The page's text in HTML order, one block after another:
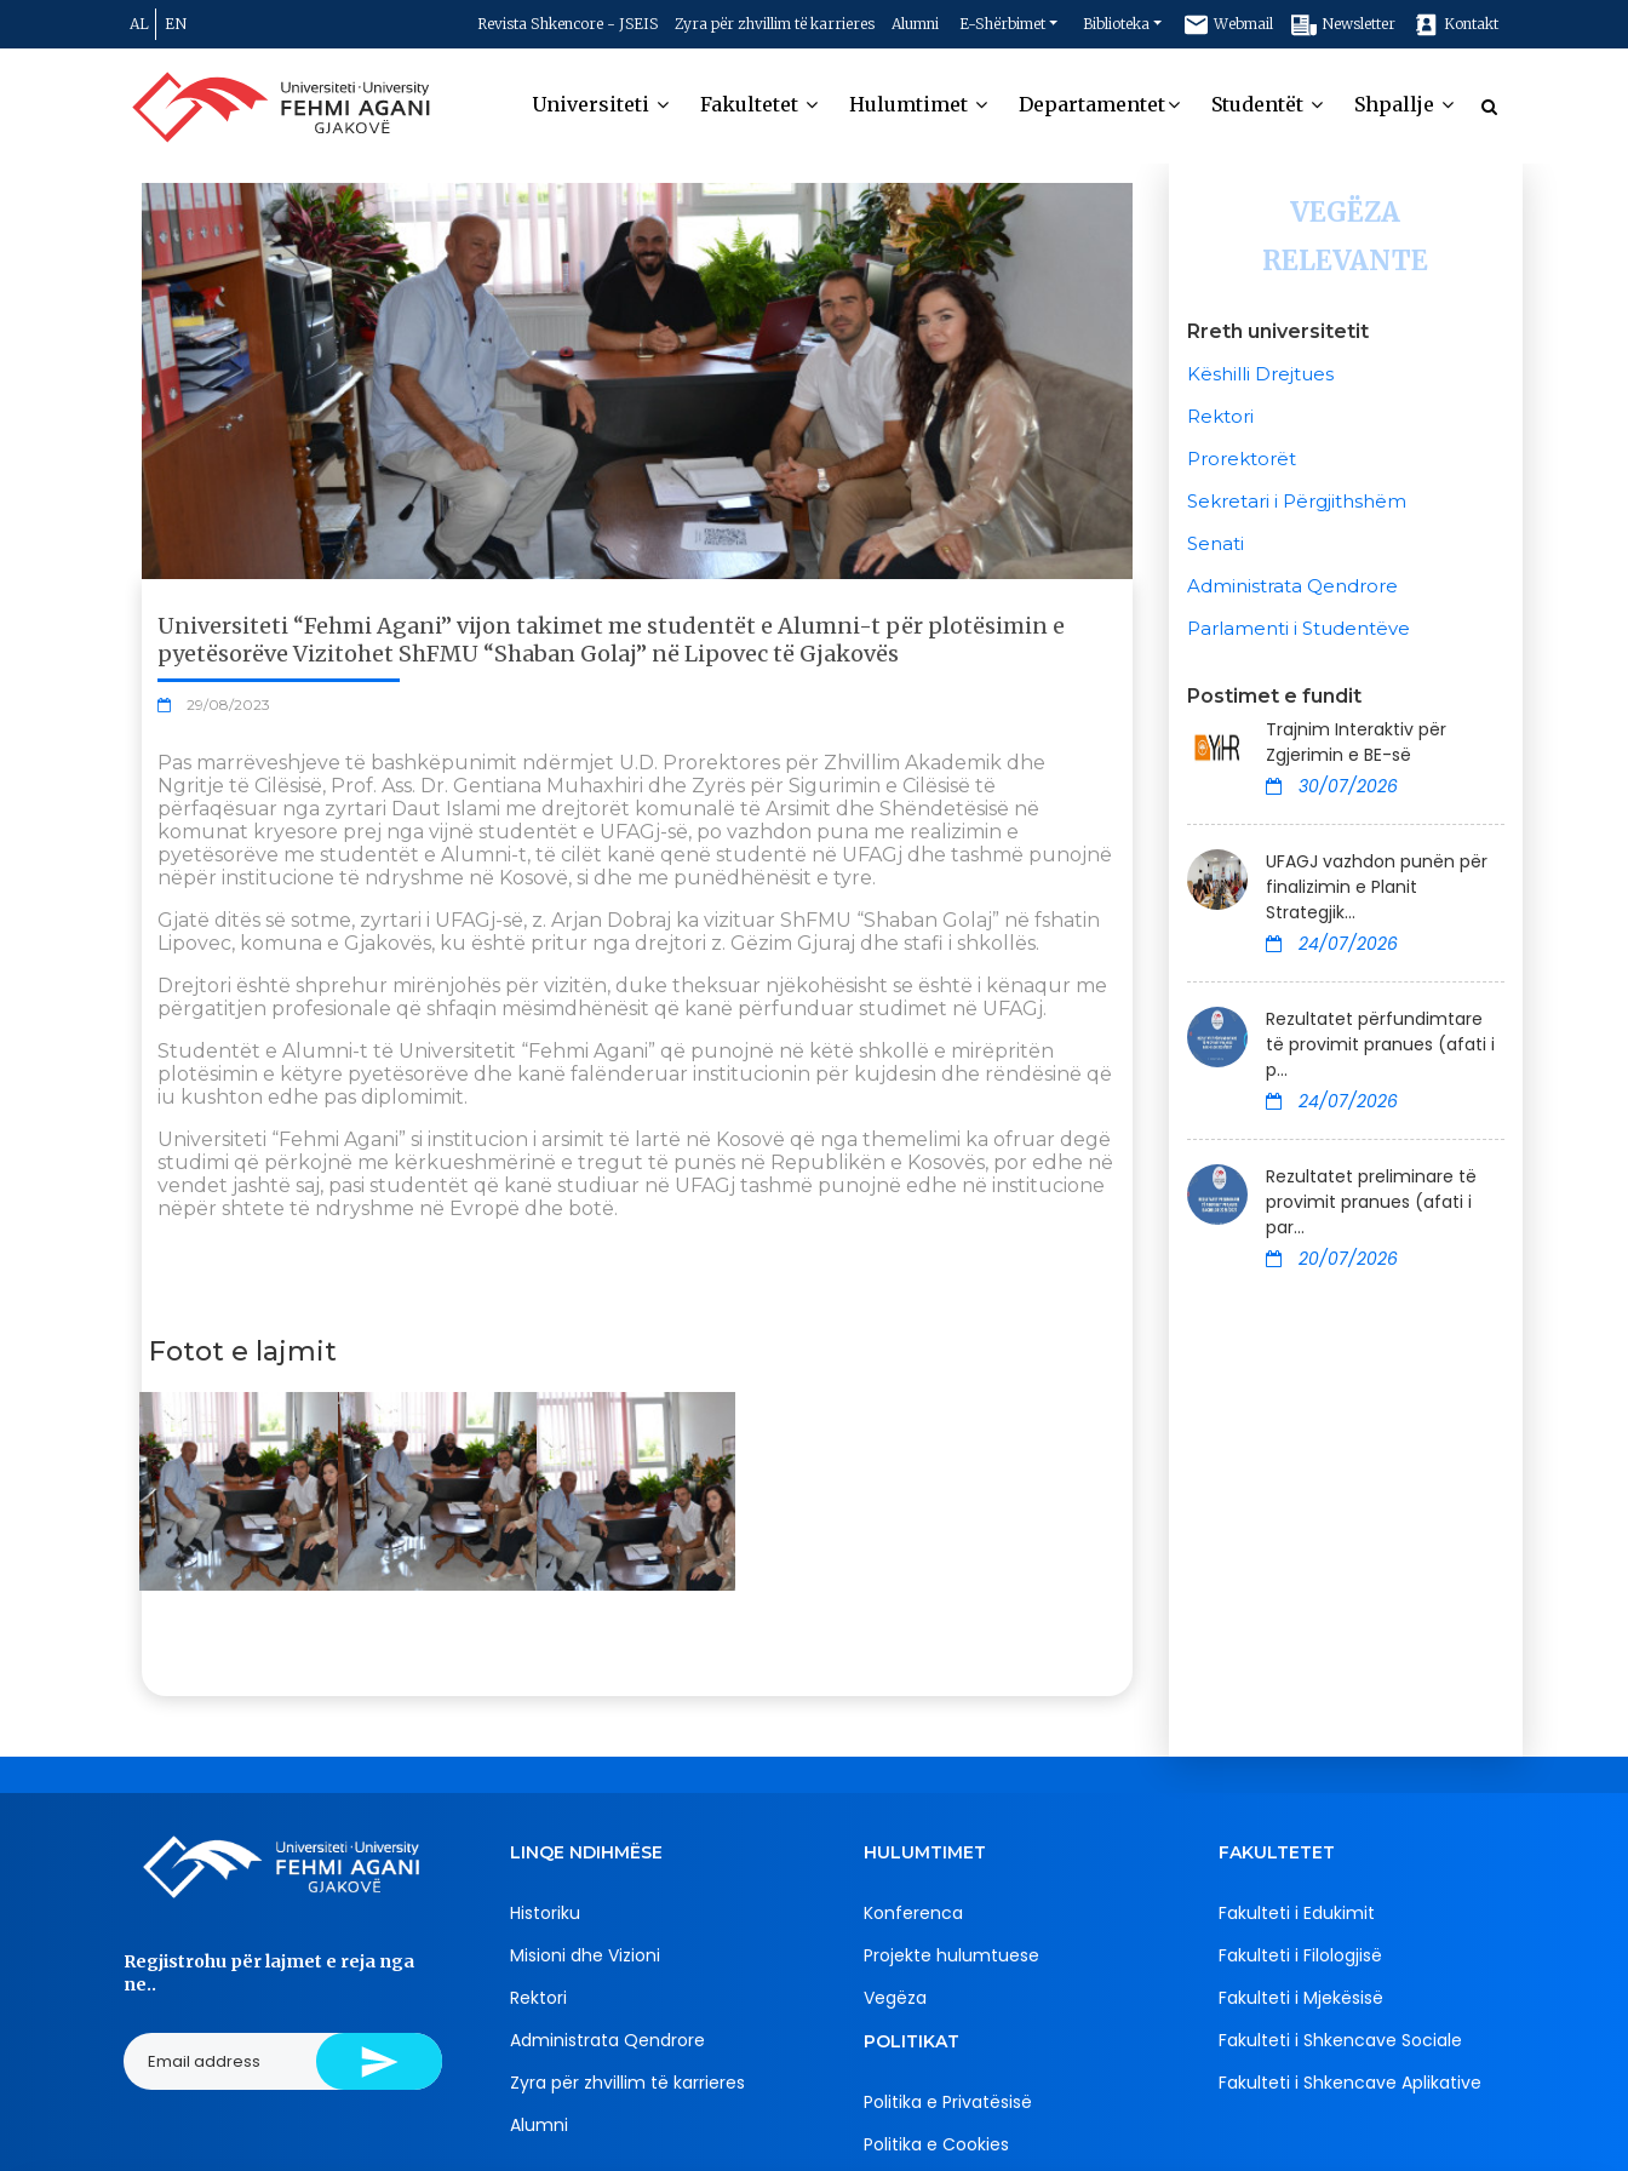
AL EN Revista Shkencore - JSEIS Zyra për zhvillim të karrieres Alumni E-Shërbimet Biblioteka Webmail Newsletter Kontakt
Universiteti Fakultetet Hulumtimet Departamentet Studentët Shpallje
Universiteti “Fehmi Agani” vijon takimet me studentët e Alumni-t për plotësimin e
pyetësorëve Vizitohet ShFMU “Shaban Golaj” në Lipovec të Gjakovës
29/08/2023
Pas marrëveshjeve të bashkëpunimit ndërmjet U.D. Prorektores për Zhvillim Akademik dhe
Ngritje të Cilësisë, Prof. Ass. Dr. Gentiana Muhaxhiri dhe Zyrës për Sigurimin e Cilësisë të
përfaqësuar nga zyrtari Daut Islami me drejtorët komunalë të Arsimit dhe Shëndetësisë në
komunat kryesore prej nga vijnë studentët e UFAGj-së, po vazhdon puna me realizimin e
pyetësorëve me studentët e Alumni-t, të cilët kanë qenë studentë në UFAGj dhe tashmë punojnë
nëpër institucione të ndryshme në Kosovë, si dhe me punëdhënësit e tyre.
Gjatë ditës së sotme, zyrtari i UFAGj-së, z. Arjan Dobraj ka vizituar ShFMU “Shaban Golaj” në fshatin
Lipovec, komuna e Gjakovës, ku është pritur nga drejtori z. Gëzim Gjuraj dhe stafi i shkollës.
Drejtori është shprehur mirënjohës për vizitën, duke theksuar njëkohësisht se është i kënaqur me
përgatitjen profesionale që shfaqin mësimdhënësit që kanë përfunduar studimet në UFAGj.
Studentët e Alumni-t të Universitetit “Fehmi Agani” që punojnë në këtë shkollë e mirëpritën
plotësimin e këtyre pyetësorëve dhe kanë falënderuar institucionin për kujdesin dhe rëndësinë që
iu kushton edhe pas diplomimit.
Universiteti “Fehmi Agani” si institucion i arsimit të lartë në Kosovë që nga themelimi ka ofruar degë
studimi që përkojnë me kërkueshmërinë e tregut të punës në Republikën e Kosovës, por edhe në
vendet jashtë saj, pasi studentët që kanë studiuar në UFAGj tashmë punojnë edhe në institucione
nëpër shtete të ndryshme në Evropë dhe botë.
Fotot e lajmit
VEGËZA
RELEVANTE
Rreth universitetit
Këshilli Drejtues
Rektori
Prorektorët
Sekretari i Përgjithshëm
Senati
Administrata Qendrore
Parlamenti i Studentëve
Postimet e fundit
Trajnim Interaktiv për
Zgjerimin e BE-së
30/07/2026
UFAGJ vazhdon punën për
finalizimin e Planit
Strategjik...
24/07/2026
Rezultatet përfundimtare
të provimit pranues (afati i
p...
24/07/2026
Rezultatet preliminare të
provimit pranues (afati i
par...
20/07/2026
Regjistrohu për lajmet e reja nga
ne..
LINQE NDIHMËSE
Historiku
Misioni dhe Vizioni
Rektori
Administrata Qendrore
Zyra për zhvillim të karrieres
Alumni
HULUMTIMET
Konferenca
Projekte hulumtuese
Vegëza
POLITIKAT
Politika e Privatësisë
Politika e Cookies
FAKULTETET
Fakulteti i Edukimit
Fakulteti i Filologjisë
Fakulteti i Mjekësisë
Fakulteti i Shkencave Sociale
Fakulteti i Shkencave Aplikative